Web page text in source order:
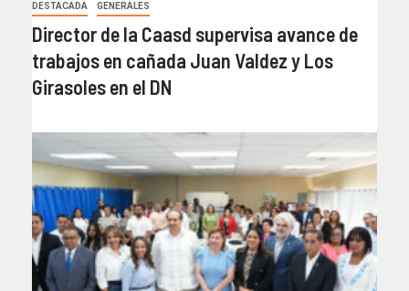
DESTACADA GENERALES
Director de la Caasd supervisa avance de
trabajos en cañada Juan Valdez y Los
Girasoles en el DN